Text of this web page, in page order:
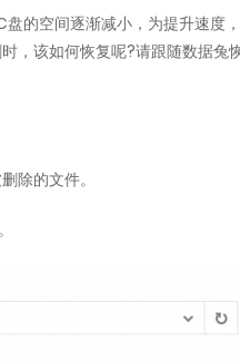
的空间逐渐减小，为提升速度
，该如何恢复呢?请跟随数据兔
除的文件。